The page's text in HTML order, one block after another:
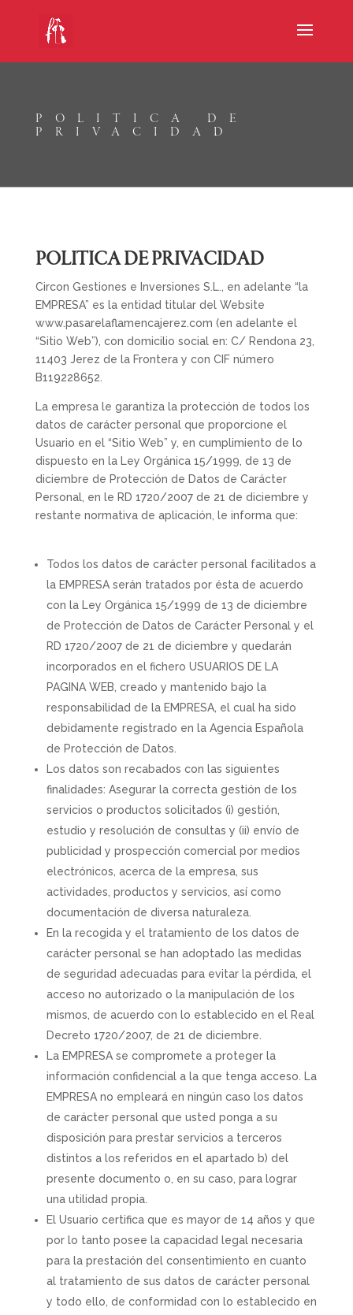
POLITICA DE
PRIVACIDAD
POLITICA DE PRIVACIDAD
Circon Gestiones e Inversiones S.L ., en adelante “la
EMPRESA” es la entidad titular del Website
www.pasarelaflamencajerez.com (en adelante el
“Sitio Web”), con domicilio social en: C/ Rendona 23
11403 Jerez de la Frontera y con CIF número
B119228652
La empresa le garantiza la protección de todos los
datos de carácter personal que proporcione el
Usuario en el “Sitio Web” y, en cumplimiento de lo
dispuesto en la Ley Orgánica 15/1999, de 13 de
diciembre de Protección de Datos de Carácter
Personal, en le RD 1720/2007 de 21 de diciembre y
restante normativa de aplicación, le informa que:
Todos los datos de carácter personal facilitados a
la EMPRESA serán tratados por ésta de acuerdo
con la Ley Orgánica 15/1999 de 13 de diciembre
de Protección de Datos de Carácter Personal y el
RD 1720/2007 de 21 de diciembre y quedarán
incorporados en el fichero USUARIOS DE LA
PAGINA WEB, creado y mantenido bajo la
responsabilidad de la EMPRESA, el cual ha sido
debidamente registrado en la Agencia Española
de Protección de Datos.
Los datos son recabados con las siguientes
finalidades: Asegurar la correcta gestión de los
servicios o productos solicitados (i) gestión,
estudio y resolución de consultas y (ii) envío de
publicidad y prospección comercial por medios
electrónicos, acerca de la empresa, sus
actividades, productos y servicios, así como
documentación de diversa naturaleza.
En la recogida y el tratamiento de los datos de
carácter personal se han adoptado las medidas
de seguridad adecuadas para evitar la pérdida, el
acceso no autorizado o la manipulación de los
mismos, de acuerdo con lo establecido en el Real
Decreto 1720/2007, de 21 de diciembre.
La EMPRESA se compromete a proteger la
información confidencial a la que tenga acceso. La
EMPRESA no empleará en ningún caso los datos
de carácter personal que usted ponga a su
disposición para prestar servicios a terceros
distintos a los referidos en el apartado b) del
presente documento o, en su caso, para lograr
una utilidad propia.
El Usuario certifica que es mayor de 14 años y que
por lo tanto posee la capacidad legal necesaria
para la prestación del consentimiento en cuanto
al tratamiento de sus datos de carácter personal
y todo ello, de conformidad con lo establecido en